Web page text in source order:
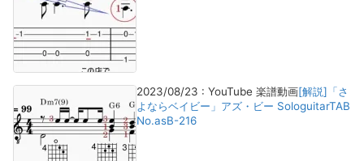
2023/08/23 : YouTube 楽譜動画[解説]「さ
よならベイビー」アズ・ビー SologuitarTAB
No.asB-216